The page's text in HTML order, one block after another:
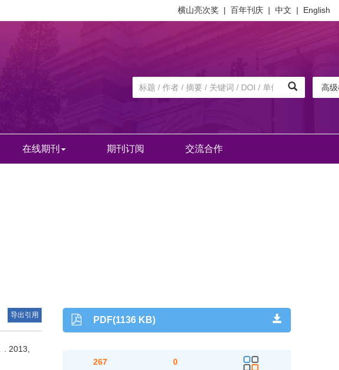
横山亮次奖 | 百年刊庆 | 中文 | English
高
在线期刊 期刊订阅 交流合作
导出引用
. 2013,
PDF(1136 KB)
267 0